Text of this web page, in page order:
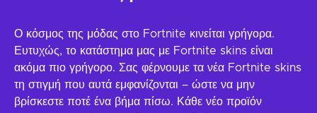
Ο κόσμος της μόδας στο Fortnite κινείται γρήγορα.
Ευτυχώς, το κατάστημα μας με Fortnite skins είναι
ακόμα πιο γρήγορο. Σας φέρνουμε τα νέα Fortnite skins
τη στιγμή που αυτά εμφανίζονται – ώστε να μην
βρίσκεστε ποτέ ένα βήμα πίσω. Κάθε νέο προϊόν